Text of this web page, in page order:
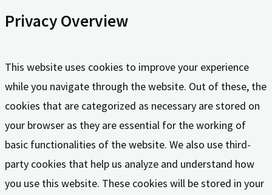
Privacy Overview
This website uses cookies to improve your experience
while you navigate through the website. Out of these, the
cookies that are categorized as necessary are stored on
your browser as they are essential for the working of
basic functionalities of the website. We also use third-
party cookies that help us analyze and understand how
you use this website. These cookies will be stored in your